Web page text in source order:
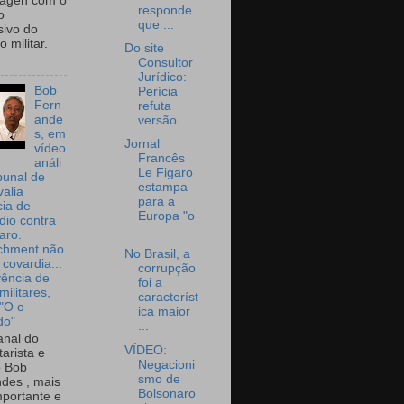
do
militar.
Bob
Fern
ande
s, em
vídeo
análi
de
de
contra
não
de
o
do
e
Bob
, mais
e
responde
que ...
Do site
Consultor
Jurídico:
Perícia
refuta
versão ...
Jornal
Francês
Le Figaro
estampa
para a
Europa "o
...
No Brasil, a
corrupção
foi a
característ
ica maior
...
VÍDEO:
Negacioni
smo de
Bolsonaro